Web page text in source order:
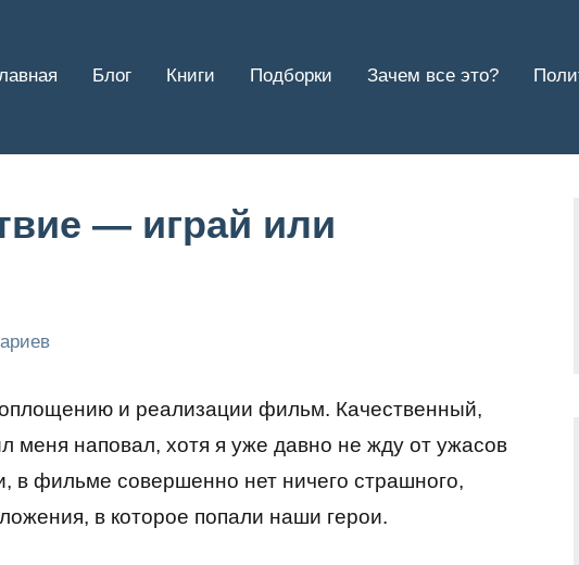
Блог Книги Подборки Зачем все это?
— играй или
и реализации фильм. Качественный,
меня наповал, хотя я уже давно не жду от ужасов
в фильме совершенно нет ничего страшного,
в которое попали наши герои.